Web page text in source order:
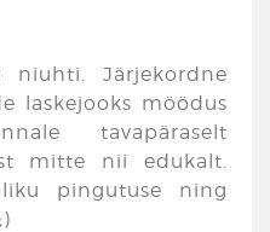
niuhti. Järjekordne
laskejooks möödus
tavapäraselt
mitte nii edukalt.
pingutuse ning